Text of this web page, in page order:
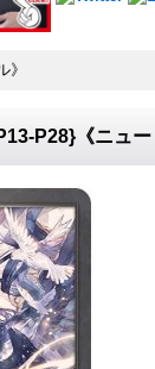
P28}《ニュー